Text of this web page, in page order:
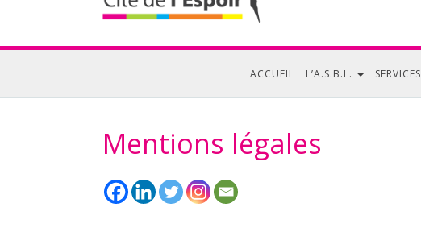
ACCUEIL L’A.S.B.L. SERVICES
Mentions légales